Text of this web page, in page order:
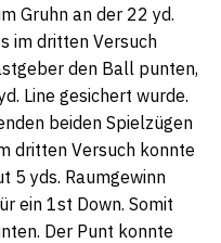
Gruhn an der 22 yd.
im dritten Versuch
den Ball punten,
Line gesichert wurde.
beiden Spielzügen
dritten Versuch konnte
5 yds. Raumgewinn
ein 1st Down. Somit
Der Punt konnte